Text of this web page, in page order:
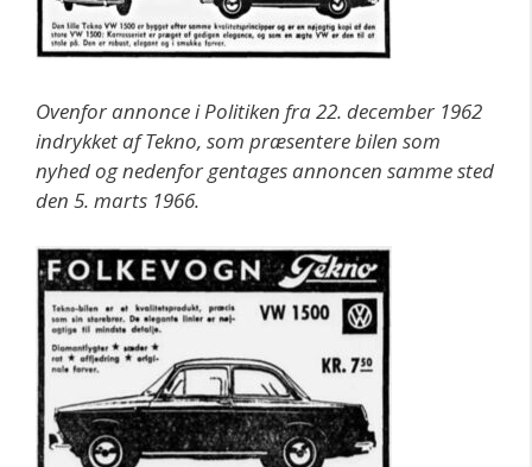
Ovenfor annonce i Politiken fra 22. december 1962
indrykket af Tekno, som præsentere bilen som
nyhed og nedenfor gentages annoncen samme sted
den 5. marts 1966.